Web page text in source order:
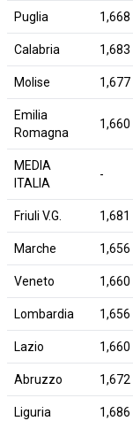
Puglia 1,668
Calabria 1,683
Molise 1,677
Emilia
Romagna
1,660
MEDIA
ITALIA
-
Friuli V.G. 1,681
Marche 1,656
Veneto 1,660
Lombardia 1,656
Lazio 1,660
Abruzzo 1,672
Liguria 1,686